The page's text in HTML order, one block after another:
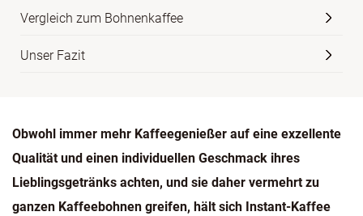
Vergleich zum Bohnenkaffee
Unser Fazit
Obwohl immer mehr Kaffeegenießer auf eine exzellente
Qualität und einen individuellen Geschmack ihres
Lieblingsgetränks achten, und sie daher vermehrt zu
ganzen Kaffeebohnen greifen, hält sich Instant-Kaffee